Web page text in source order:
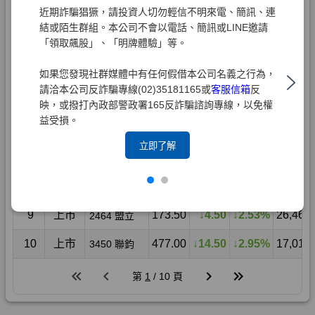
近期詐騙猖獗，請投資人切勿輕信不明來電、簡訊、連
結或陌生群組。本公司不會以電話、簡訊或LINE邀請
「領取飆股」、「明牌體驗」等。
如果您發現社群媒體中有任何假借本公司名義之行為，
請洽本公司反詐騙專線(02)35181165或客服信箱反
映，或撥打內政部警政署165反詐騙諮詢專線，以免權
益受損。
立即了解